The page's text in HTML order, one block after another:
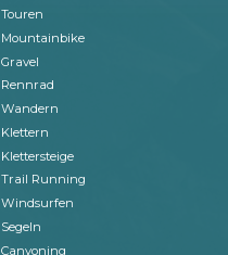
Touren
Mountainbike
Gravel
Rennrad
Wandern
Klettern
Klettersteige
Trail Running
Windsurfen
Segeln
Canyoning